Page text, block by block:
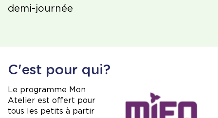
demi-journée
C'est pour qui?
Le programme Mon
Atelier est offert pour
tous les petits à partir